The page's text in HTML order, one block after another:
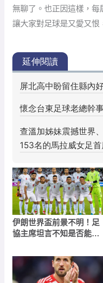
無聊了。也正因這樣，每
讓大家對足球是又愛又恨
伊朗世界盃前景不明！足
協主席坦言不知是否能參